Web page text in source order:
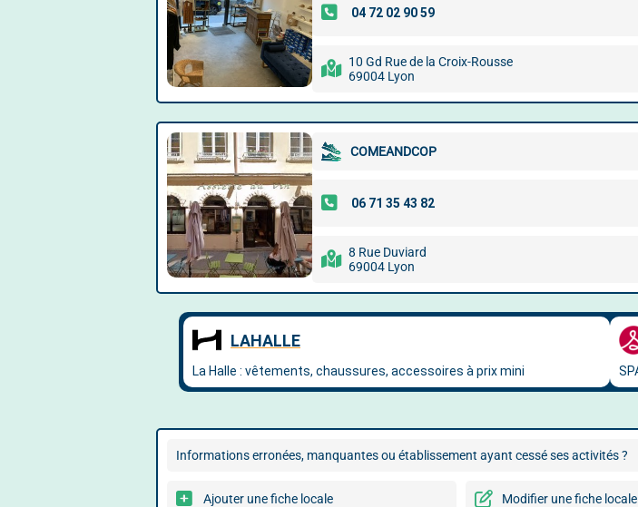
10 Gd Rue de la Croix-Rousse
69004 Lyon
COMEANDCOP
8 Rue Duviard
69004 Lyon
Informations erronées, manquantes ou établissement ayant cessé ses activités ?
Ajouter une fiche locale Modifier une fiche locale